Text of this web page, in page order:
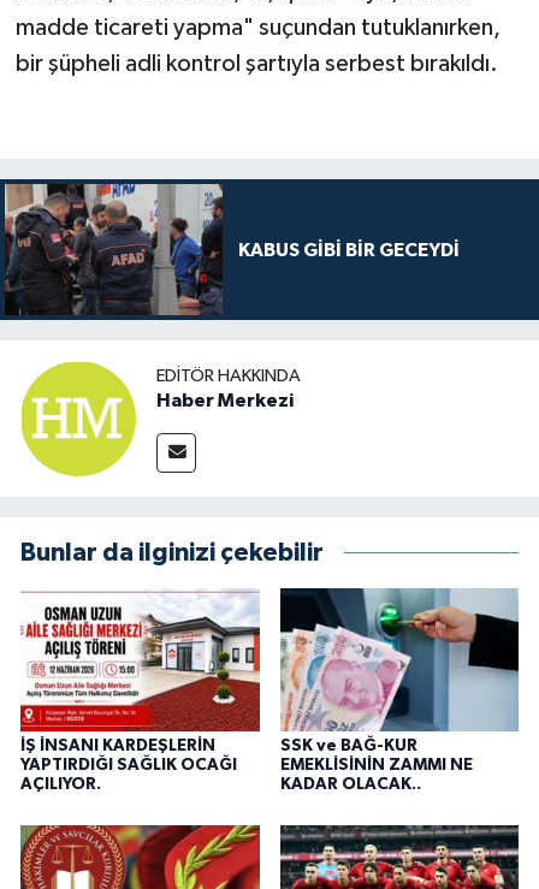
madde ticareti yapma" suçundan tutuklanırken,
bir şüpheli adli kontrol şartıyla serbest bırakıldı.
KABUS GİBİ BİR GECEYDİ
EDITÖR HAKKINDA
Haber Merkezi
Bunlar da ilginizi çekebilir
İŞ İNSANI KARDEŞLERİN
YAPTIRDIĞI SAĞLIK OCAĞI
AÇILIYOR.
SSK ve BAĞ-KUR
EMEKLİSİNİN ZAMMI NE
KADAR OLACAK..